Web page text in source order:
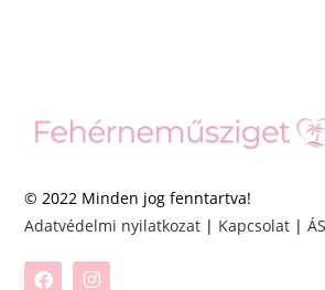
© 2022 Minden jog fenntartva!
Adatvédelmi nyilatkozat | Kapcsolat |